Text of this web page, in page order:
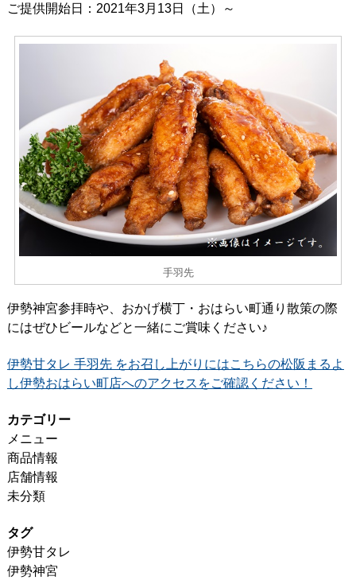
ご提供開始日：2021年3月13日（土）～
手羽先
伊勢神宮参拝時や、おかげ横丁・おはらい町通り散策の際
にはぜひビールなどと一緒にご賞味ください♪
伊勢甘タレ 手羽先 をお召し上がりにはこちらの松阪まるよ
し伊勢おはらい町店へのアクセスをご確認ください！
カテゴリー
メニュー
商品情報
店舗情報
未分類
タグ
伊勢甘タレ
伊勢神宮